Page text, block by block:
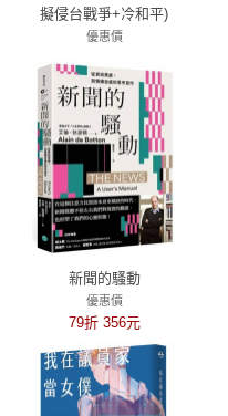
擬侵台戰爭+冷和平)
優惠價
新聞的騷動
優惠價
79折 356元